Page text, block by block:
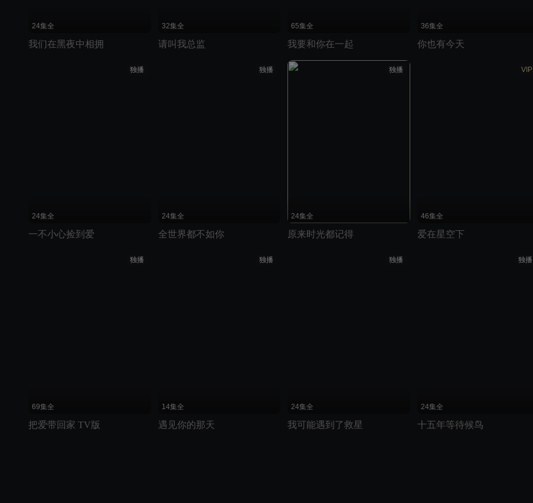
24集全
我们在黑夜中相拥
32集全
请叫我总监
65集全
我要和你在一起
36集全
你也有今天
独播
24集全
一不小心捡到爱
独播
24集全
全世界都不如你
独播
24集全
原来时光都记得
VIP
46集全
爱在星空下
独播
69集全
把爱带回家 TV版
独播
14集全
遇见你的那天
独播
24集全
我可能遇到了救星
独播
24集全
十五年等待候鸟